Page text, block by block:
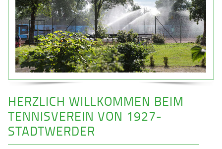
HERZLICH WILLKOMMEN BEIM
TENNISVEREIN VON 1927-
STADTWERDER